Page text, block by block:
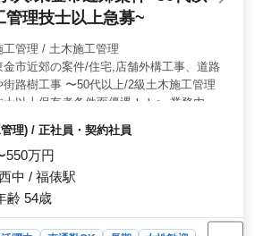
管理技士以上急募~
施工管理 / 土木施工管理
金市近郊の案件/住宅,店舗外構工事、道路
街路樹工事 〜50代以上/2級土木施工管理
士以上保有者条件面優遇！！〜 業務内容
樹 等 ・施工管理、書類作成、施工図作成
たは修正 ＊CADが使えなくても歓迎 備考
車通勤可能 ・作業着支給 (登録時に服のサ
ズをいただければスムーズに入社できま
＊50代以上の土木施工管理業務経験20年
理) / 正社員・契約社員
550万円
中 / 福俵駅
齢 54歳